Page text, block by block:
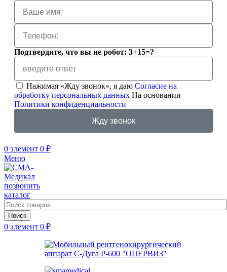
Подтвердите, что вы не робот: 3+15=?
Нажимая «Жду звонок», я даю Согласие на
обработку персональных данных На основании
Политики конфиденциальности
Жду звонок
0 элемент 0 ₽
Меню
позвонить
каталог
Поиск
0 элемент 0 ₽